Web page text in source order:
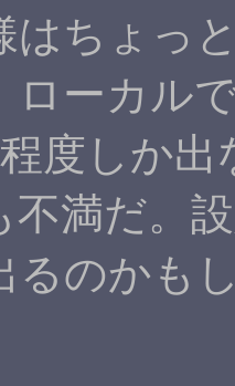
はちょっ
ローカル
度しか
不満だ。
るのかも